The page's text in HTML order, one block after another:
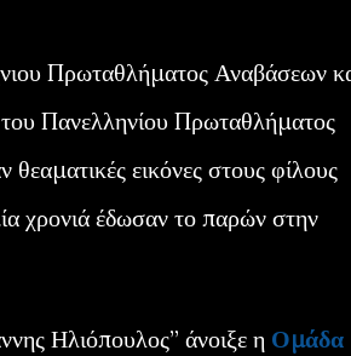
Πρωταθλήματος Αναβάσεων
Πανελληνίου Πρωταθλήματος
εικόνες στους φίλους
χρονιά έδωσαν το παρών στην
Ηλιόπουλος” άνοιξε η Ομάδα